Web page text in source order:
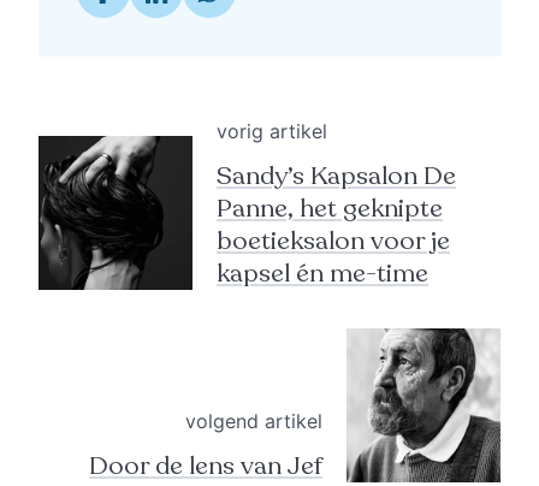
vorig artikel
Sandy’s Kapsalon De
Panne, het geknipte
boetieksalon voor je
kapsel én me-time
volgend artikel
Door de lens van Jef